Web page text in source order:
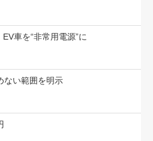
車を“非常用電源”に
ない範囲を明示